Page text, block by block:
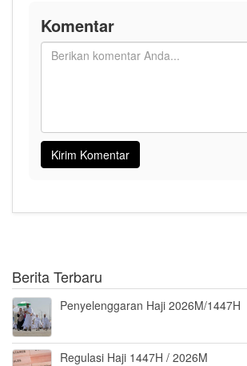
Komentar
Berita Terbaru
Penyelenggaran Haji 2026M/1447H
Regulasi Haji 1447H / 2026M